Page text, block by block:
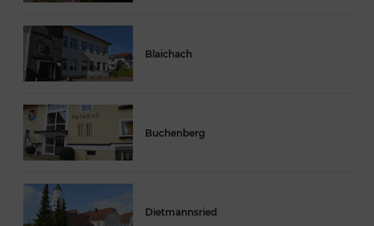
Blaichach
Buchenberg
Dietmannsried